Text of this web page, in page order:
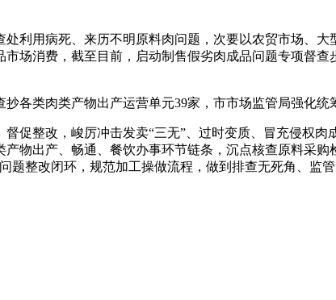
用病死、来历不明原料肉问题，次要以农贸市场、大
场消费，截至目前，启动制售假劣肉成品问题专项督
类肉类产物出产运营单元39家，市市场监管局强化统
整改，峻厉冲击发卖“三无”、过时变质、冒充侵权肉
物出产、畅通、餐饮办事环节链条，沉点核查原料采
整改闭环，规范加工操做流程，做到排查无死角、监管